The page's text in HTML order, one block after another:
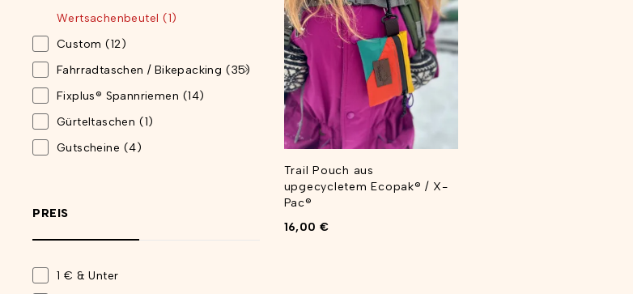
Wertsachenbeutel (1)
Custom (12)
Fahrradtaschen / Bikepacking (35)
Fixplus® Spannriemen (14)
Gürteltaschen (1)
Gutscheine (4)
PREIS
1 € & Unter
Trail Pouch aus
upgecycletem Ecopak® / X-
Pac®
16,00 €